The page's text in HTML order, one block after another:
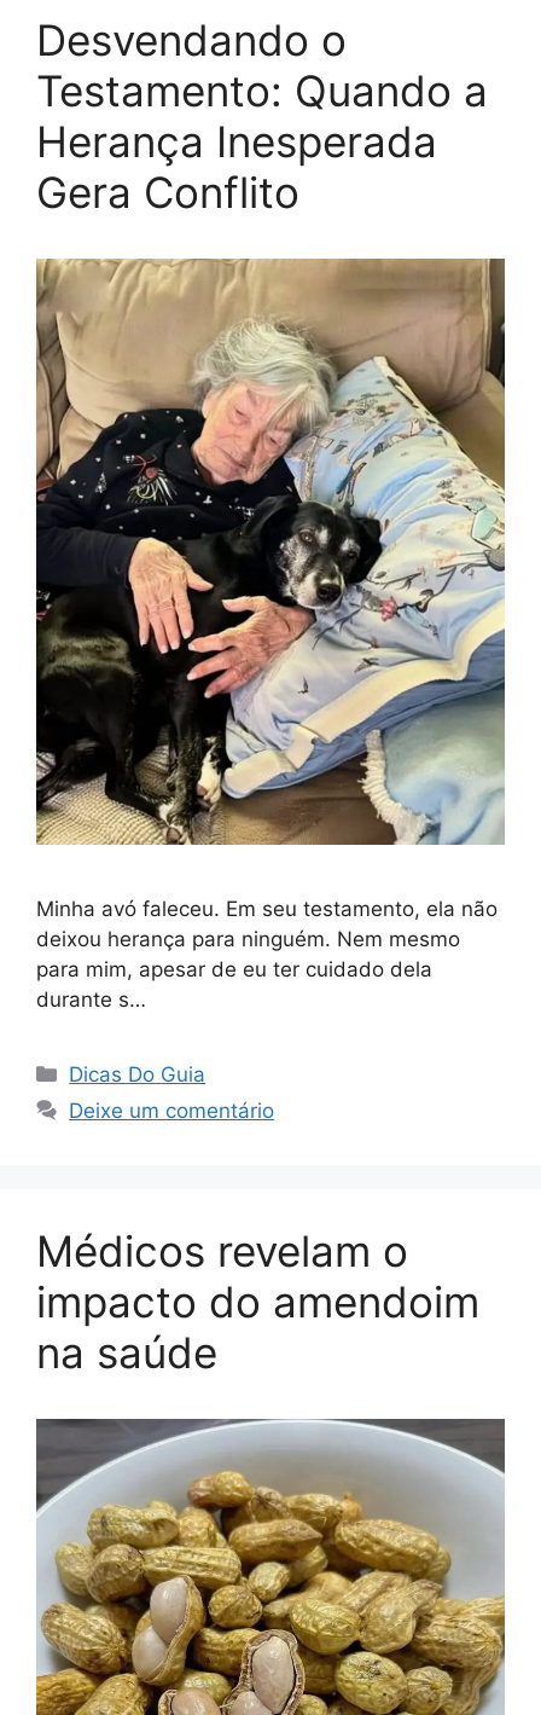
Desvendando o
Testamento: Quando a
Herança Inesperada
Gera Conflito
Minha avó faleceu. Em seu testamento, ela não
deixou herança para ninguém. Nem mesmo
para mim, apesar de eu ter cuidado dela
durante s…
Categorias
Dicas Do Guia
Deixe um comentário
Médicos revelam o
impacto do amendoim
na saúde